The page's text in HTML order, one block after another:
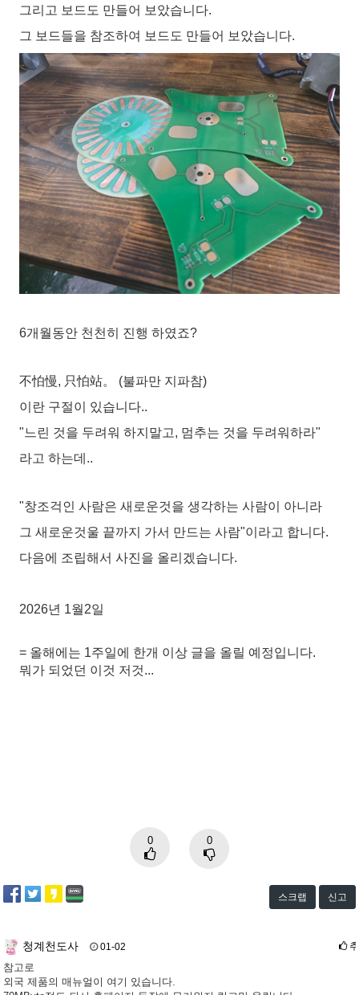
그리고 보드도 만들어 보았습니다.
그 보드들을 참조하여 보드도 만들어 보았습니다.
6개월동안 천천히 진행 하였죠?
不怕慢, 只怕站。 (불파만 지파참)
이란 구절이 있습니다..
"느린 것을 두려워 하지말고, 멈추는 것을 두려워하라"
라고 하는데..
"창조걱인 사람은 새로운것을 생각하는 사람이 아니라
그 새로운것울 끝까지 가서 만드는 사람"이라고 합니다.
다음에 조립해서 사진을 올리겠습니다.
2026년 1월2일
= 올해에는 1주일에 한개 이상 글을 올릴 예정입니다.
뭐가 되었던 이것 저것...
0 0
스크랩 신고
청계천도사 01-02
참고로
외국 제품의 매뉴얼이 여기 있습니다.